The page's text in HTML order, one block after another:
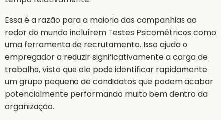
Essa é a razão para a maioria das companhias ao
redor do mundo incluírem Testes Psicométricos como
uma ferramenta de recrutamento. Isso ajuda o
empregador a reduzir significativamente a carga de
trabalho, visto que ele pode identificar rapidamente
um grupo pequeno de candidatos que podem acabar
potencialmente performando muito bem dentro da
organização.